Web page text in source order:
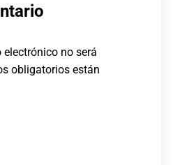
electrónico no será
obligatorios están